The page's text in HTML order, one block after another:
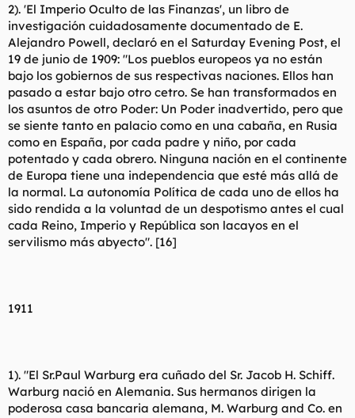
2). 'El Imperio Oculto de las Finanzas', un libro de
investigación cuidadosamente documentado de E.
Alejandro Powell, declaró en el Saturday Evening Post, el
19 de junio de 1909: "Los pueblos europeos ya no están
bajo los gobiernos de sus respectivas naciones. Ellos han
pasado a estar bajo otro cetro. Se han transformados en
los asuntos de otro Poder: Un Poder inadvertido, pero que
se siente tanto en palacio como en una cabaña, en Rusia
como en España, por cada padre y niño, por cada
potentado y cada obrero. Ninguna nación en el continente
de Europa tiene una independencia que esté más allá de
la normal. La autonomía Política de cada uno de ellos ha
sido rendida a la voluntad de un despotismo antes el cual
cada Reino, Imperio y República son lacayos en el
servilismo más abyecto". [16]
1911
1). "El Sr.Paul Warburg era cuñado del Sr. Jacob H. Schiff.
Warburg nació en Alemania. Sus hermanos dirigen la
poderosa casa bancaria alemana, M. Warburg and Co. en